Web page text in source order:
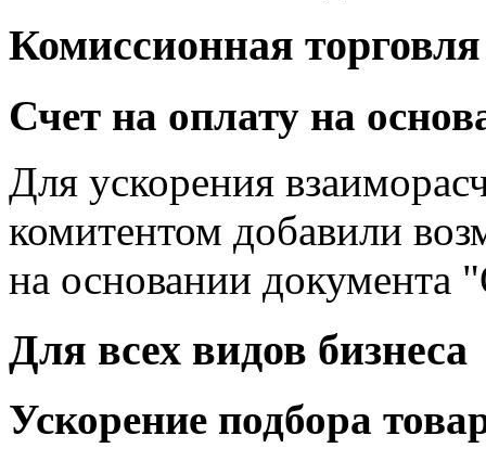
Комиссионная торговля
Счет на оплату на
Для ускорения
комитентом добавили
на основании документа
Для всех видов бизнеса
Ускорение подбора